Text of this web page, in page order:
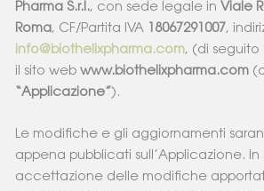
Pharma S.r.l., con sede legale in Viale
Roma, CF/Partita IVA 18067291007,
info@biothelixpharma.com, (di seguito
il sito web www.biothelixpharma.com
“Applicazione” ).
Le modifiche e gli aggiornamenti
appena pubblicati sull’Applicazione.
accettazione delle modifiche